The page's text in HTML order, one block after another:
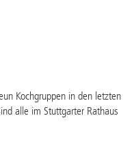
Kochgruppen in den letzten
alle im Stuttgarter Rathaus